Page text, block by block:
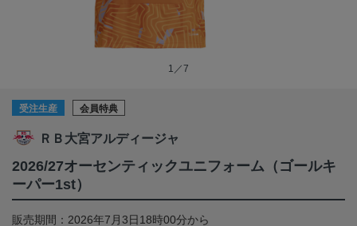
1／7
受注生産 会員特典
ＲＢ大宮アルディージャ
2026/27オーセンティックユニフォーム（ゴールキ
ーパー1st）
販売期間：2026年7月3日18時00分から